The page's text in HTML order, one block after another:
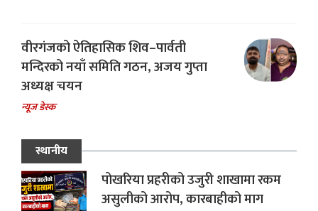
वीरगंजको ऐतिहासिक शिव–पार्वती
मन्दिरको नयाँ समिति गठन, अजय गुप्ता
अध्यक्ष चयन
न्यूज डेस्क
स्थानीय
पोखरिया प्रहरीको उजुरी शाखामा रकम
असुलीको आरोप, कारबाहीको माग